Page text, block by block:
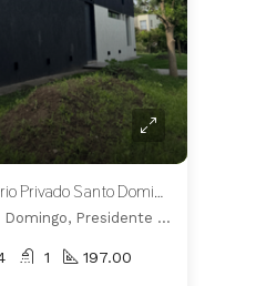
Casa en alquiler en Barrio Privado Santo Domingo
santo domingo, Santo Domingo, Presidente Perón
1 197.00